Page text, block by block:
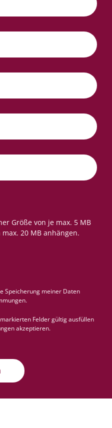
Speicherung meiner Daten
.
Felder gültig ausfüllen
akzeptieren.